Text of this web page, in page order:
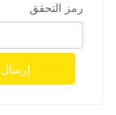
رمز التحقق
إرسال